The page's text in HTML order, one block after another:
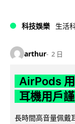
科技娛樂 生活
arthur 2 日
AirPods
耳機用戶
長時間高音量佩戴